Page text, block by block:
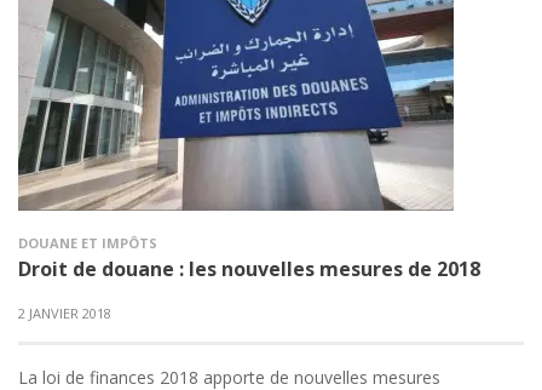
DOUANE ET IMPÔTS
Droit de douane : les nouvelles mesures de 2018
2 JANVIER 2018
La loi de finances 2018 apporte de nouvelles mesures